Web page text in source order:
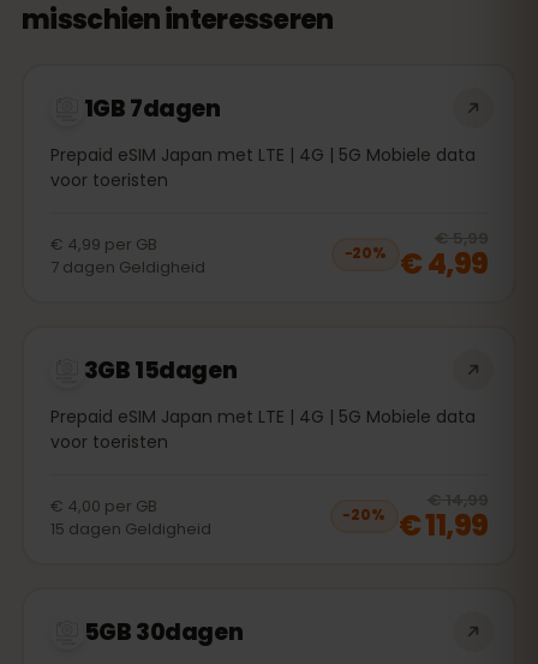
misschien interesseren
1GB 7dagen
Prepaid eSIM Japan met LTE | 4G | 5G Mobiele data
voor toeristen
€ 4,99 per GB
7 dagen Geldigheid
−20%
€ 5,99
€ 4,99
3GB 15dagen
Prepaid eSIM Japan met LTE | 4G | 5G Mobiele data
voor toeristen
€ 4,00 per GB
15 dagen Geldigheid
−20%
€ 14,99
€ 11,99
5GB 30dagen